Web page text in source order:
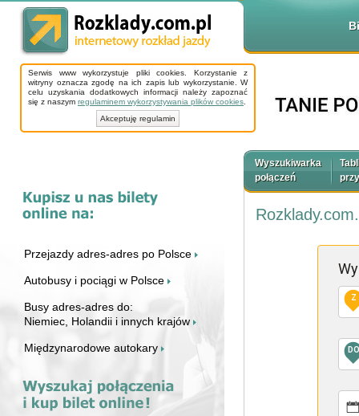
Serwis www wykorzystuje pliki cookies. Korzystanie z
witryny oznacza zgodę na ich zapis lub wykorzystanie. W
celu uzyskania dodatkowych informacji należy zapoznać
się z naszym regulaminem wykorzystywania plików cookies
Akceptuję regulamin
Przejazdy adres-adres po Polsce
Autobusy i pociągi w Polsce
Busy adres-adres do:
Niemiec, Holandii i innych krajów
Międzynarodowe autokary
Wyszukiwarka
połączeń
Z
DO